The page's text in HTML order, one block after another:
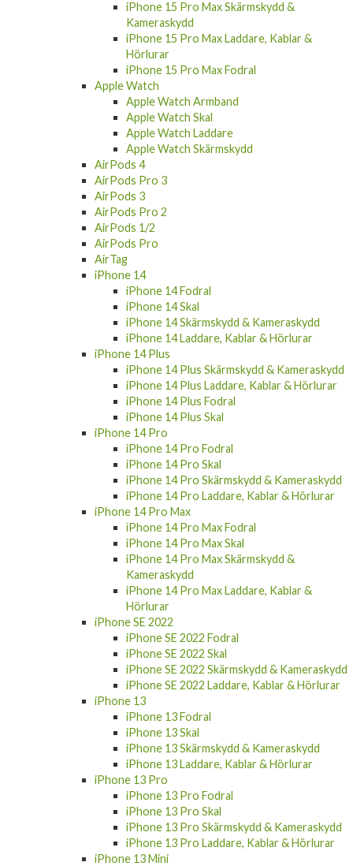
iPhone 15 Pro Max Skärmskydd &
Kameraskydd
iPhone 15 Pro Max Laddare, Kablar &
Hörlurar
iPhone 15 Pro Max Fodral
Apple Watch
Apple Watch Armband
Apple Watch Skal
Apple Watch Laddare
Apple Watch Skärmskydd
AirPods 4
AirPods Pro 3
AirPods 3
AirPods Pro 2
AirPods 1/2
AirPods Pro
AirTag
iPhone 14
iPhone 14 Fodral
iPhone 14 Skal
iPhone 14 Skärmskydd & Kameraskydd
iPhone 14 Laddare, Kablar & Hörlurar
iPhone 14 Plus
iPhone 14 Plus Skärmskydd & Kameraskydd
iPhone 14 Plus Laddare, Kablar & Hörlurar
iPhone 14 Plus Fodral
iPhone 14 Plus Skal
iPhone 14 Pro
iPhone 14 Pro Fodral
iPhone 14 Pro Skal
iPhone 14 Pro Skärmskydd & Kameraskydd
iPhone 14 Pro Laddare, Kablar & Hörlurar
iPhone 14 Pro Max
iPhone 14 Pro Max Fodral
iPhone 14 Pro Max Skal
iPhone 14 Pro Max Skärmskydd &
Kameraskydd
iPhone 14 Pro Max Laddare, Kablar &
Hörlurar
iPhone SE 2022
iPhone SE 2022 Fodral
iPhone SE 2022 Skal
iPhone SE 2022 Skärmskydd & Kameraskydd
iPhone SE 2022 Laddare, Kablar & Hörlurar
iPhone 13
iPhone 13 Fodral
iPhone 13 Skal
iPhone 13 Skärmskydd & Kameraskydd
iPhone 13 Laddare, Kablar & Hörlurar
iPhone 13 Pro
iPhone 13 Pro Fodral
iPhone 13 Pro Skal
iPhone 13 Pro Skärmskydd & Kameraskydd
iPhone 13 Pro Laddare, Kablar & Hörlurar
iPhone 13 Mini